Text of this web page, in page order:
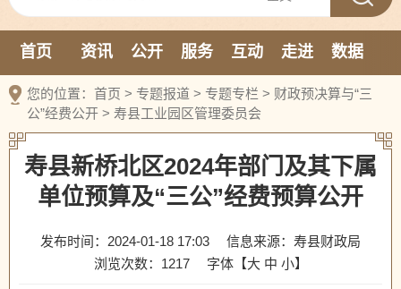
首页 资讯 公开 服务 互动 走进
数据
新媒体
您的位置： 首页 > 专题报道 > 专题专栏 > 财政预决算与“三
公”经费公开 > 寿县工业园区管理委员会
寿县新桥北区2024年部门及其下属
单位预算及“三公”经费预算公开
发布时间：2024-01-18 17:03
信息来源：寿县财政局
浏览次数： 1217 字体【大 中 小】